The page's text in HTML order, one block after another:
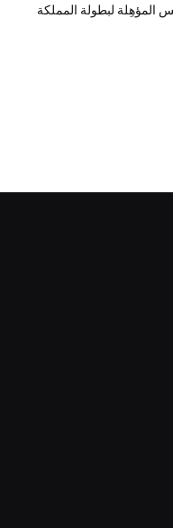
المؤهِلة لبطولة المملكة